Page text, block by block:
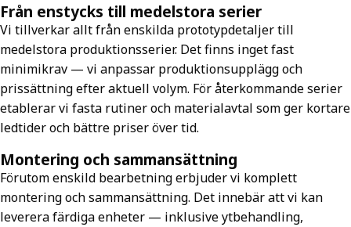
Från enstycks till medelstora serier
Vi tillverkar allt från enskilda prototypdetaljer till
medelstora produktionsserier. Det finns inget fast
minimikrav — vi anpassar produktionsupplägg och
prissättning efter aktuell volym. För återkommande serier
etablerar vi fasta rutiner och materialavtal som ger kortare
ledtider och bättre priser över tid.
Montering och sammansättning
Förutom enskild bearbetning erbjuder vi komplett
montering och sammansättning. Det innebär att vi kan
leverera färdiga enheter — inklusive ytbehandling,